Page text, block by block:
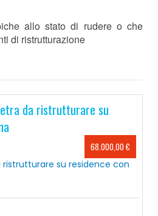
allo stato di rudere o che
di ristrutturazione
da ristrutturare su
68.000,00 €